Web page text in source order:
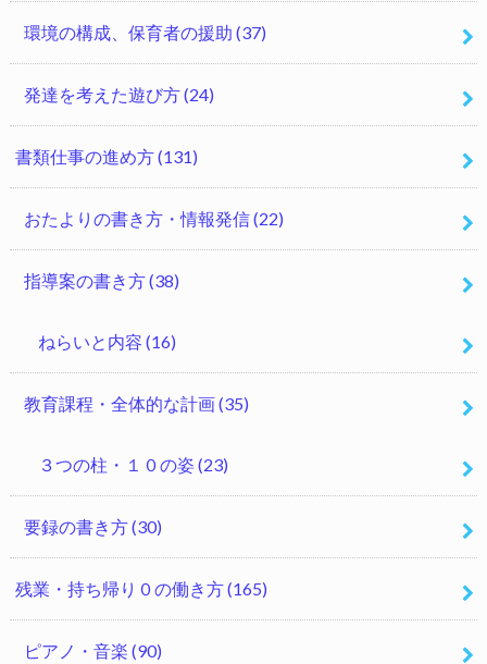
環境の構成、保育者の援助 (37)
発達を考えた遊び方(24)
書類仕事の進め方(131)
おたよりの書き方・情報発信(22)
指導案の書き方(38)
ねらいと内容 (16)
教育課程・全体的な計画(35)
３つの柱・１０の姿(23)
要録の書き方(30)
残業・持ち帰り０の働き方(165)
ピアノ・音楽 (90)